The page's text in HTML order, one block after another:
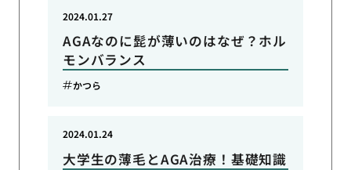
AGAなのに髭が薄いのはなぜ？ホル
モンバランス
2024.01.27
かつら
大学生の薄毛とAGA治療！基礎知識
2024.01.24